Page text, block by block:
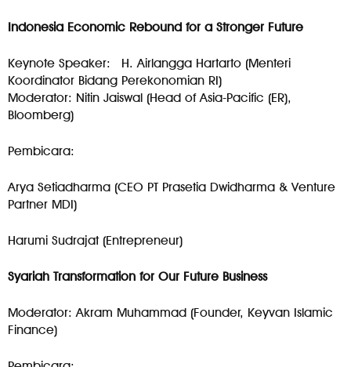
Indonesia Economic Rebound for a Stronger Future
Keynote Speaker: H. Airlangga Hartarto (Menteri
Koordinator Bidang Perekonomian RI)
Moderator: Nitin Jaiswal (Head of Asia-Pacific (ER),
Bloomberg)
Pembicara:
Arya Setiadharma (CEO PT Prasetia Dwidharma & Venture
Partner MDI)
Harumi Sudrajat (Entrepreneur)
Syariah Transformation for Our Future Business
Moderator: Akram Muhammad (Founder, Keyvan Islamic
Finance)